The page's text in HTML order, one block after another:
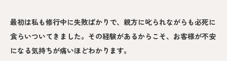
最初は私も修行中に失敗ばかりで、親方に叱られながらも必死に
食らいついてきました。その経験があるからこそ、お客様が不安
になる気持ちが痛いほどわかります。